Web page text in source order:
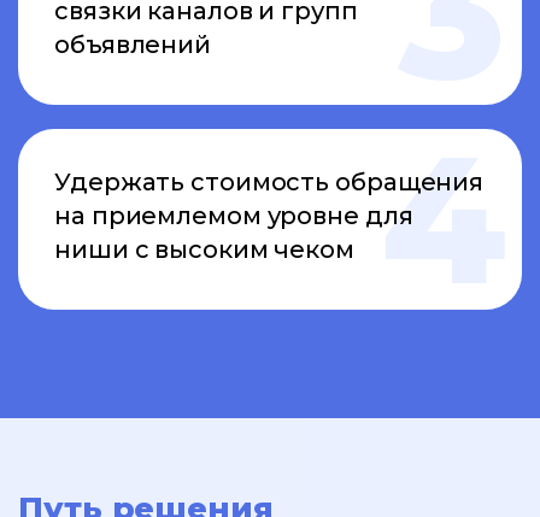
связки каналов и групп
объявлений
Удержать стоимость обращения
на приемлемом уровне для
ниши с высоким чеком
Путь решения